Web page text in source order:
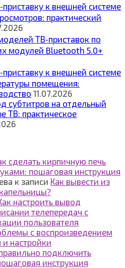
к внешней системе
практический
ТВ‑приставок по
модулей Bluetooth 5.0+
к внешней системе
помещения:
11.07.2026
субтитров на отдельный
ТВ: практическое
сделать кирпичную печь
пошаговая инструкция
к записи Как вывести из
настроить вывод
телепередач с
пользователя
с воспроизведением
и настройки
подключить
инструкция